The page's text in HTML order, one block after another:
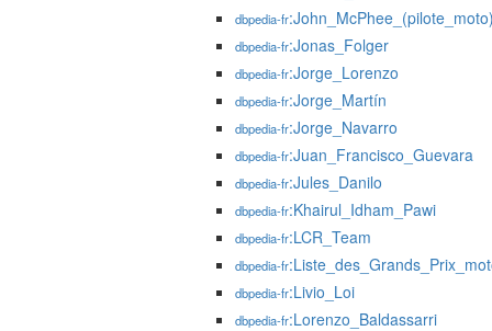
dbpedia-fr
dbpedia-fr:Jonas_Folger
dbpedia-fr:Jorge_Lorenzo
dbpedia-fr:Jorge_Martín
dbpedia-fr:Jorge_Navarro
dbpedia-fr:Juan_Francisco_Guevara
dbpedia-fr:Jules_Danilo
dbpedia-fr:Khairul_Idham_Pawi
dbpedia-fr:LCR_Team
dbpedia-fr
dbpedia-fr:Livio_Loi
dbpedia-fr:Lorenzo_Baldassarri